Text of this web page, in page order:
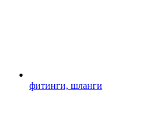
фитинги, шланги